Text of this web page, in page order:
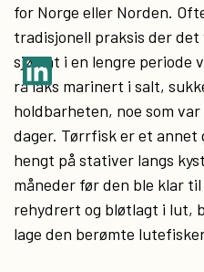
for Norge eller Norden.
tradisjonell praksis der
sjømat i en lengre periode
rå laks marinert i salt,
holdbarheten, noe som
dager. Tørrfisk er et annet
hengt på stativer langs
måneder før den ble klar
rehydrert og bløtlagt i lut,
lage den berømte